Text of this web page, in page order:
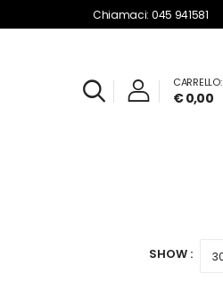
Chiamaci: 045 941581
CARRELLO:
€ 0,00
SHOW :